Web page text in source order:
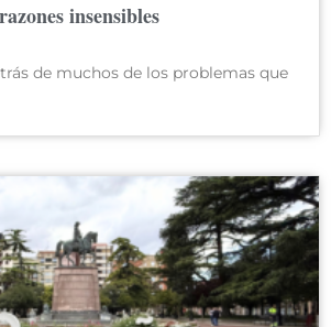
insensibles
de muchos de los problemas que